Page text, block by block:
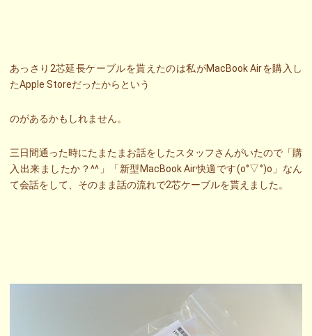
あっさり2芯延長ケーブルを貰えたのは私がMacBook Airを購入し
たApple Storeだったからという
のがあるかもしれません。
三日間通った時にたまたまお話をしたスタッフさんがいたので「購
入出来ましたか？^^」「新型MacBook Air快適です(o°▽°)o」なん
て会話をして、そのまま話の流れで2芯ケーブルを貰えました。